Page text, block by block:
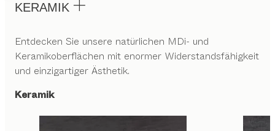
KERAMIK
Entdecken Sie unsere natürlichen MDi- und
Keramikoberflächen mit enormer Widerstandsfähigkeit
und einzigartiger Ästhetik.
Keramik